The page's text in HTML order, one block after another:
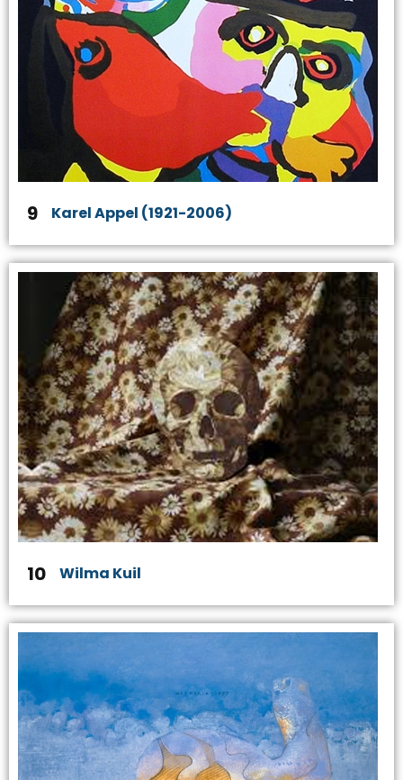
9 Karel Appel (1921-2006)
10 Wilma Kuil